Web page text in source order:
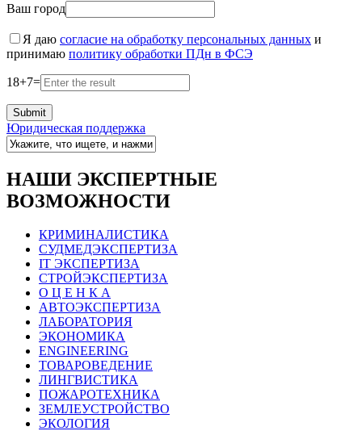
Ваш город
Я даю согласие на обработку персональных данных и
принимаю политику обработки ПДн в ФСЭ
18+7=
Юридическая поддержка
НАШИ ЭКСПЕРТНЫЕ
ВОЗМОЖНОСТИ
КРИМИНАЛИСТИКА
СУДМЕДЭКСПЕРТИЗА
IT ЭКСПЕРТИЗА
СТРОЙЭКСПЕРТИЗА
О Ц Е Н К А
АВТОЭКСПЕРТИЗА
ЛАБОРАТОРИЯ
ЭКОНОМИКА
ENGINEERING
ТОВАРОВЕДЕНИЕ
ЛИНГВИСТИКА
ПОЖАРОТЕХНИКА
ЗЕМЛЕУСТРОЙСТВО
ЭКОЛОГИЯ